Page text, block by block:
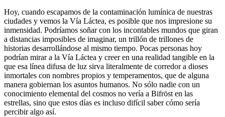
Hoy, cuando escapamos de la contaminación lumínica de nuestras
ciudades y vemos la Vía Láctea, es posible que nos impresione su
inmensidad. Podríamos soñar con los incontables mundos que giran
a distancias imposibles de imaginar, un trillón de trillones de
historias desarrollándose al mismo tiempo. Pocas personas hoy
podrían mirar a la Vía Láctea y creer en una realidad tangible en la
que esa línea difusa de luz sirva literalmente de corredor a dioses
inmortales con nombres propios y temperamentos, que de alguna
manera gobiernan los asuntos humanos. No sólo nadie con un
conocimiento elemental del cosmos no vería a Bifröst en las
estrellas, sino que estos días es incluso difícil saber cómo sería
percibir algo así.